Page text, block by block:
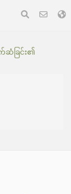
ဆံခြင်း၏